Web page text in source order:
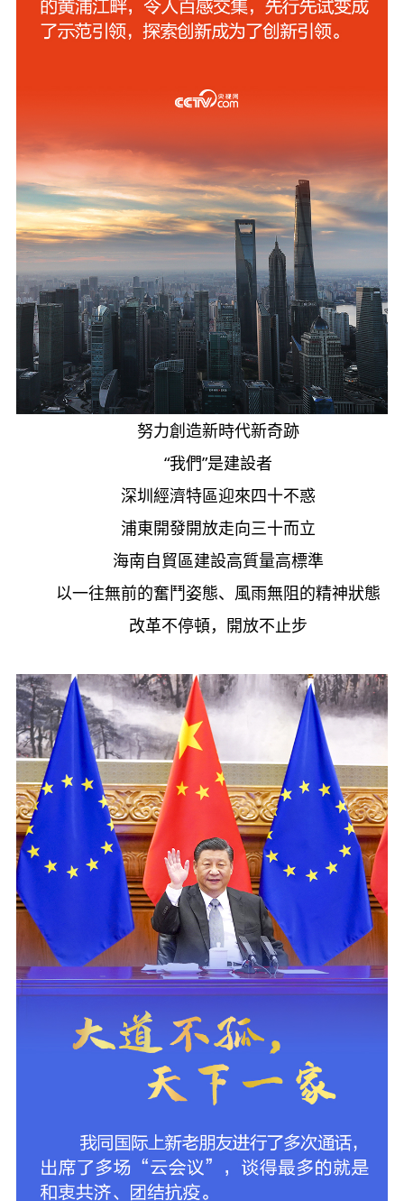
努力創造新時代新奇跡
“我們”是建設者
深圳經濟特區迎來四十不惑
浦東開發開放走向三十而立
海南自貿區建設高質量高標準
以一往無前的奮鬥姿態、風雨無阻的精神狀態
改革不停頓，開放不止步